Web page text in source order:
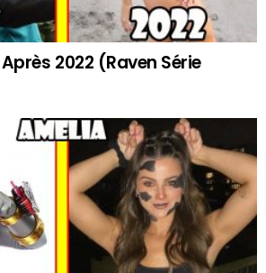
2022 (Raven Série